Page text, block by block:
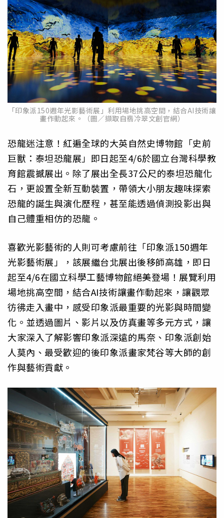
「印象派150週年光影藝術展」利用場地挑高空間，結合AI技術讓
畫作動起來。（圖／擷取自翡冷翠文創官網）
恐龍迷注意！紅遍全球的大英自然史博物館「史前
巨獸：泰坦恐龍展」即日起至4/6於國立台灣科學教
育館震撼展出。除了展出全長37公尺的泰坦恐龍化
石，更設置全新互動裝置，帶領大小朋友趣味探索
恐龍的誕生與演化歷程，甚至能透過偵測投影出與
自己體重相仿的恐龍。
喜歡光影藝術的人則可考慮前往「印象派150週年
光影藝術展」，該展繼台北展出後移師高雄，即日
起至4/6在國立科學工藝博物館絕美登場！展覽利用
場地挑高空間，結合AI技術讓畫作動起來，讓觀眾
彷彿走入畫中，感受印象派最重要的光影與時間變
化。並透過圖片、影片以及仿真畫等多元方式，讓
大家深入了解影響印象派深遠的馬奈、印象派創始
人莫內、最受歡迎的後印象派畫家梵谷等大師的創
作與藝術貢獻。